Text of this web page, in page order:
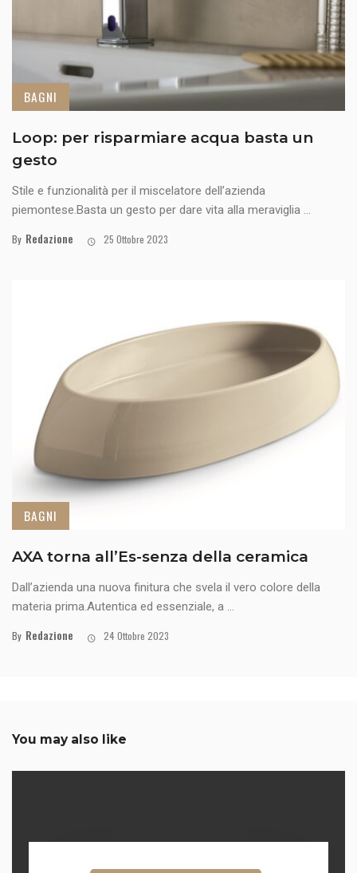
BAGNI
Loop: per risparmiare acqua basta un
gesto
Stile e funzionalità per il miscelatore dell’azienda
piemontese.Basta un gesto per dare vita alla meraviglia ...
By Redazione 25 Ottobre 2023
BAGNI
AXA torna all’Es-senza della ceramica
Dall’azienda una nuova finitura che svela il vero colore della
materia prima.Autentica ed essenziale, a ...
By Redazione 24 Ottobre 2023
You may also like